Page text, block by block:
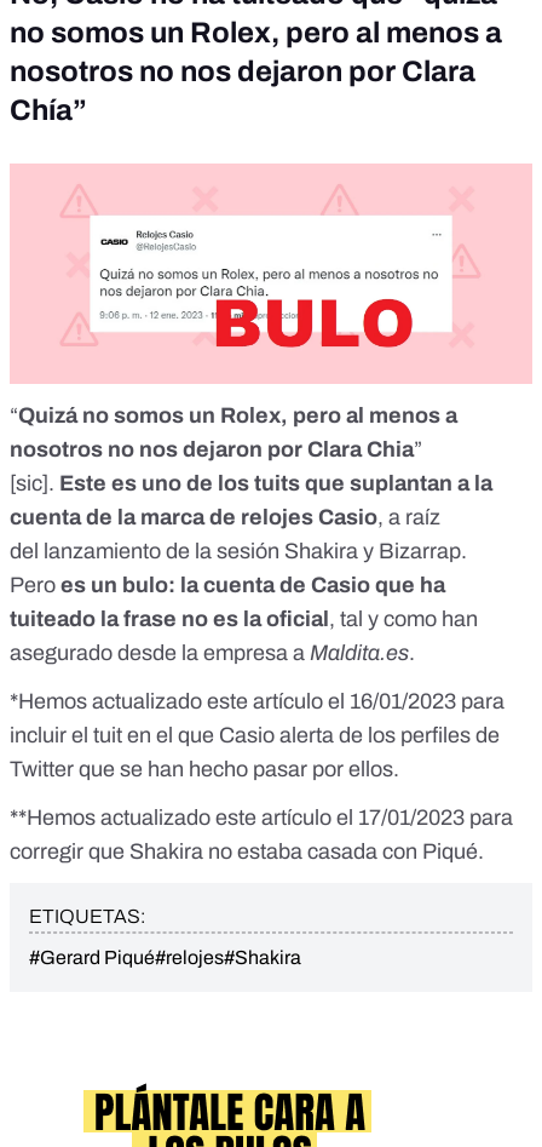
no somos un Rolex, pero al menos a
nosotros no nos dejaron por Clara
Chía”
“Quizá no somos un Rolex, pero al menos a
nosotros no nos dejaron por Clara Chia”
[sic]. Este es uno de los tuits que suplantan a la
cuenta de la marca de relojes Casio, a raíz
del
lanzamiento de la sesión Shakira y Bizarrap.
Pero es un bulo: la cuenta de Casio que ha
tuiteado la frase no es la oficial , tal y como han
asegurado desde la empresa a Maldita.es.
*Hemos actualizado este artículo el 16/01/2023 para
incluir el tuit en el que Casio alerta de los perfiles de
Twitter que se han hecho pasar por ellos.
**Hemos actualizado este artículo el 17/01/2023 para
corregir que Shakira no estaba casada con Piqué.
ETIQUETAS:
#Gerard Piqué#relojes#Shakira